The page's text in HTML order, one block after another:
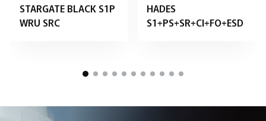
STARGATE BLACK S1P
WRU SRC
HADES
S1+PS+SR+CI+FO+ESD